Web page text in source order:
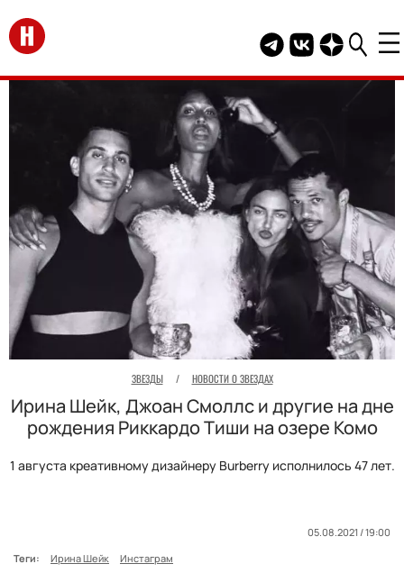
Перейти на главную
Telegram канал
Группа HELLO
Канал
ЗВЕЗДЫ / НОВОСТИ О ЗВЕЗДАХ
Ирина Шейк, Джоан Смоллс и другие на дне
рождения Риккардо Тиши на озере Комо
1 августа креативному дизайнеру Burberry исполнилось 47 лет.
05.08.2021 / 19:00
Теги:
Ирина Шейк Инстаграм